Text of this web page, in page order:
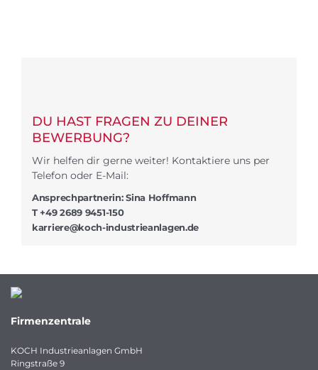
DU HAST FRAGEN ZU DEINER
BEWERBUNG?
Wir helfen dir gerne weiter! Kontaktiere uns per
Telefon oder E-Mail:
Ansprechpartnerin: Sina Hoffmann
T+49 2689 9451-150
karriere@koch-industrieanlagen.de
Firmenzentrale
KOCH Industrieanlagen GmbH
Ringstraße 9